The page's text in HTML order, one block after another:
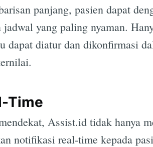
panjang, pasien dapat
jadwal yang paling nyaman.
dapat diatur dan dikonfirmasi
Time
Assist.id tidak hanya
notifikasi real-time kepada